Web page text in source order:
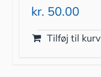
kr. 50.00
Tilføj til kurv